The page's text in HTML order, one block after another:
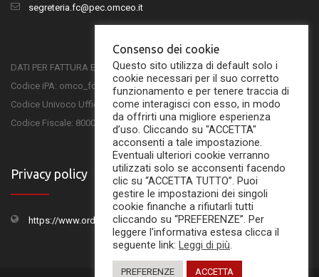
segreteria.fc@pec.omceo.it
DATI PER FATTURA ELETTRONICA
Codice iPA: omco_fc
Codice Univoco Ufficio: UFSKMC
Codice Fiscale: 80001750407
Privacy policy
https://www.ordinemedicifc.it/privacy-policy/
Consenso dei cookie
Questo sito utilizza di default solo i
cookie necessari per il suo corretto
funzionamento e per tenere traccia di
come interagisci con esso, in modo
da offrirti una migliore esperienza
d’uso. Cliccando su "ACCETTA"
acconsenti a tale impostazione.
Eventuali ulteriori cookie verranno
utilizzati solo se acconsenti facendo
clic su “ACCETTA TUTTO”. Puoi
gestire le impostazioni dei singoli
cookie finanche a rifiutarli tutti
cliccando su “PREFERENZE”. Per
leggere l'informativa estesa clicca il
seguente link: Leggi di più.
PREFERENZE ACCETTA